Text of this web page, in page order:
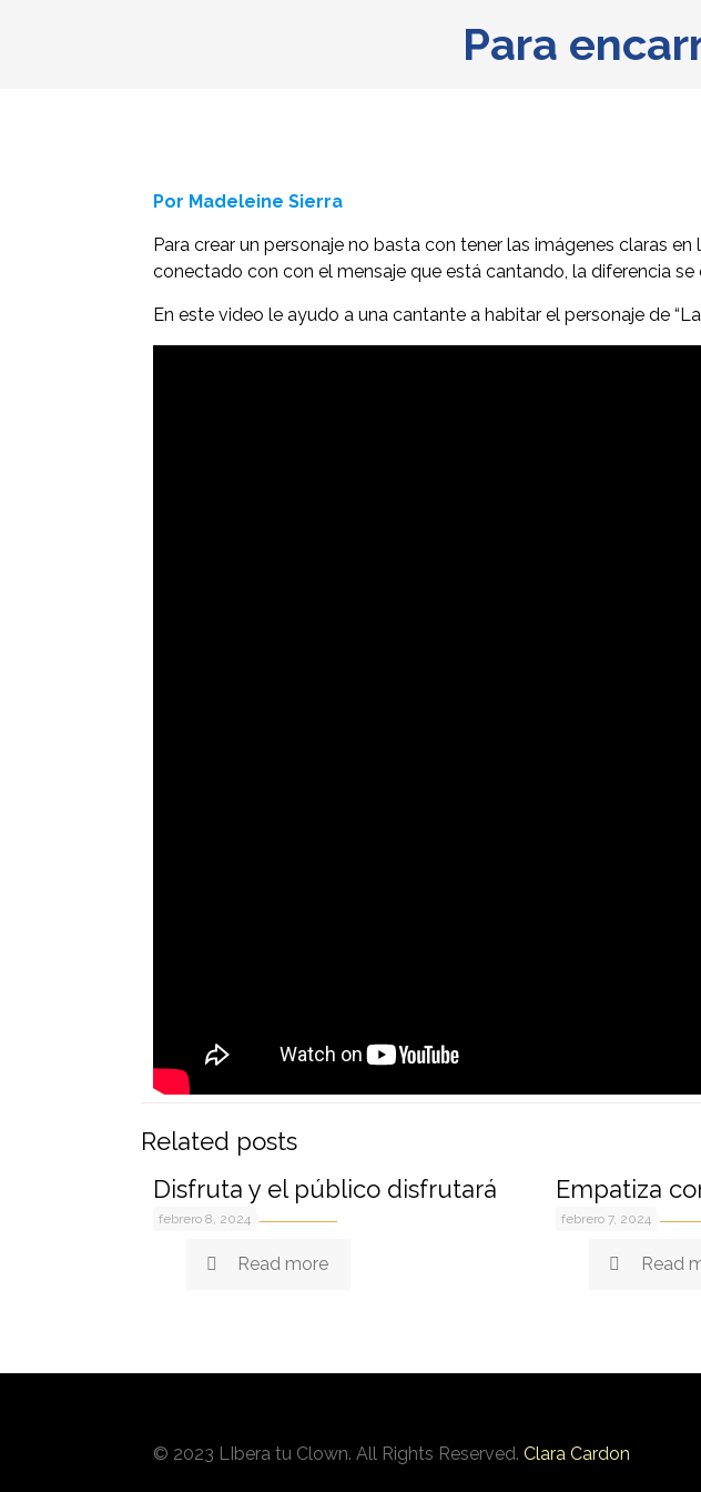
Para
Por Madeleine Sierra
Para crear un personaje no basta con tener las imágenes claras
conectado con con el mensaje que está cantando, la diferencia
En este video le ayudo a una cantante a habitar el personaje de
Related posts
febrero 8, 2024
Disfruta y el público disfrutará
Read more
febrero 7, 2024
Empatiza
Read
© 2023 LIbera tu Clown. All Rights Reserved. Clara Cardon